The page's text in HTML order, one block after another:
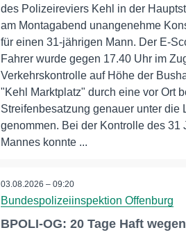
des Polizeireviers Kehl in der
am Montagabend unangenehme
für einen 31-jährigen Mann. Der E-
Fahrer wurde gegen 17.40 Uhr im
Verkehrskontrolle auf Höhe der
"Kehl Marktplatz" durch eine vor Ort
Streifenbesatzung genauer unter die
genommen. Bei der Kontrolle des 31
Mannes konnte ...
03.08.2026 – 09:20
Bundespolizeiinspektion Offenburg
BPOLI-OG: 20 Tage Haft